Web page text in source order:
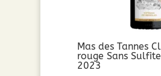
Mas des Tannes
rouge Sans
2023